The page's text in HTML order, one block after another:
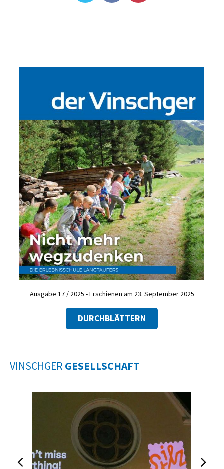
Ausgabe 17 / 2025 - Erschienen am 23. September 2025
DURCHBLÄTTERN
VINSCHGER GESELLSCHAFT